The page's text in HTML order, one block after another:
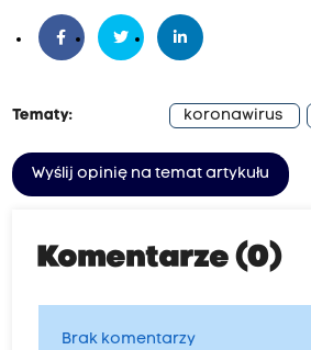
Tematy: koronawirus
Wyślij opinię na temat artykułu
Komentarze (0)
Brak komentarzy